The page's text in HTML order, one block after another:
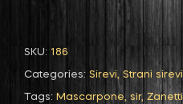
SKU: 186
Categories: Sirevi, Strani sirevi
Tags: Mascarpone, sir, Zanetti